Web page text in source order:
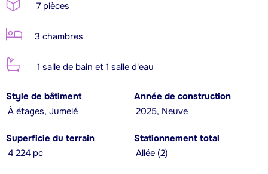
7 pièces
3 chambres
1 salle de bain et 1 salle d'eau
Style de bâtiment
À étages, Jumelé
Année de construction
2025, Neuve
Superficie du terrain
4 224 pc
Stationnement total
Allée (2)